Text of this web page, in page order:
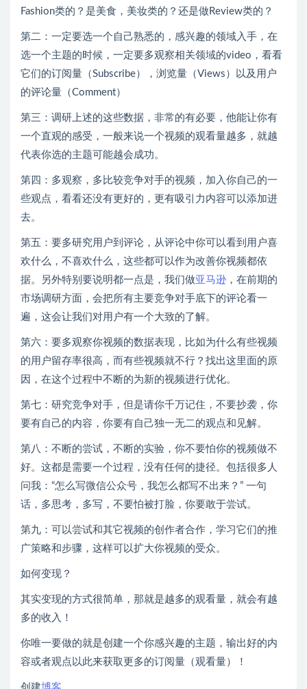
Fashion类的？是美食，美妆类的？还是做Review类的？
第二：一定要选一个自己熟悉的，感兴趣的领域入手，在
选一个主题的时候，一定要多观察相关领域的video，看看
它们的订阅量（Subscribe），浏览量（Views）以及用户
的评论量（Comment）
第三：调研上述的这些数据，非常的有必要，他能让你有
一个直观的感受，一般来说一个视频的观看量越多，就越
代表你选的主题可能越会成功。
第四：多观察，多比较竞争对手的视频，加入你自己的一
些观点，看看还没有更好的，更有吸引力内容可以添加进
去。
第五：要多研究用户到评论，从评论中你可以看到用户喜
欢什么，不喜欢什么，这些都可以作为改善你视频都依
据。另外特别要说明都一点是，我们做亚马逊 ，在前期的
市场调研方面，会把所有主要竞争对手底下的评论看一
遍，这会让我们对用户有一个大致的了解。
第六：要多观察你视频的数据表现，比如为什么有些视频
的用户留存率很高，而有些视频就不行？找出这里面的原
因，在这个过程中不断的为新的视频进行优化。
第七：研究竞争对手，但是请你千万记住，不要抄袭，你
要有自己的内容，你要有自己独一无二的观点和见解。
第八：不断的尝试，不断的实验，你不要怕你的视频做不
好。这都是需要一个过程，没有任何的捷径。包括很多人
问我：“怎么写微信公众号，我怎么都写不出来？” 一句
话，多思考，多写，不要怕被打脸，你要敢于尝试。
第九：可以尝试和其它视频的创作者合作，学习它们的推
广策略和步骤，这样可以扩大你视频的受众。
如何变现？
其实变现的方式很简单，那就是越多的观看量，就会有越
多的收入！
你唯一要做的就是创建一个你感兴趣的主题，输出好的内
容或者观点以此来获取更多的订阅量（观看量）！